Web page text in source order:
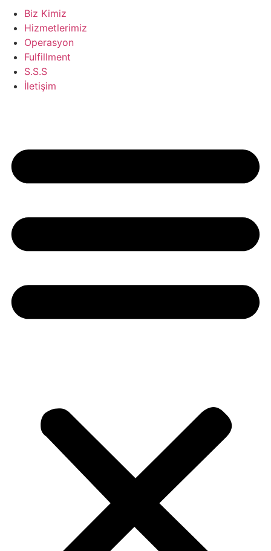
Biz Kimiz
Hizmetlerimiz
Operasyon
Fulfillment
S.S.S
İletişim